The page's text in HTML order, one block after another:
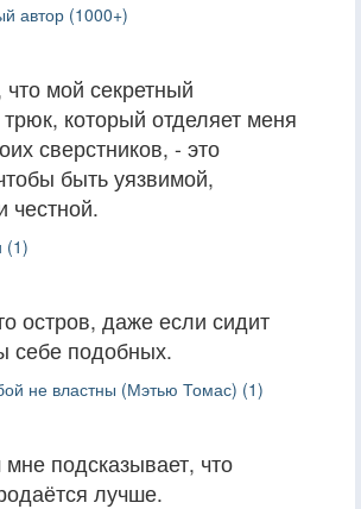
автор (1000+)
мой секретный
который отделяет меня
сверстников, - это
быть уязвимой,
честной.
(1)
остров, даже если сидит
себе подобных.
не властны (Мэтью Томас) (1)
подсказывает, что
лучше.